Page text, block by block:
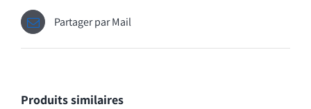
Partager par Mail
Produits similaires